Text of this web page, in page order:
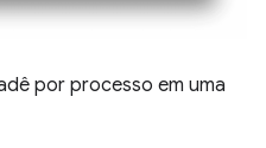
por processo em uma